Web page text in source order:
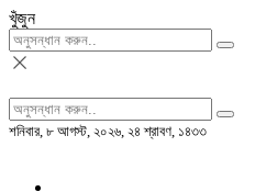
খুঁজুন
শনিবার, ৮ আগস্ট, ২০২৬, ২৪ শ্রাবণ, ১৪৩৩